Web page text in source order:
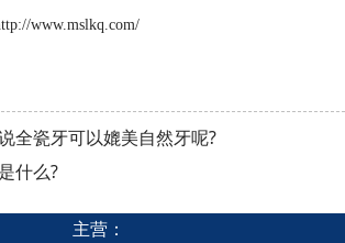
www.mslkq.com/
全瓷牙可以媲美自然牙呢?
什么?
主营：